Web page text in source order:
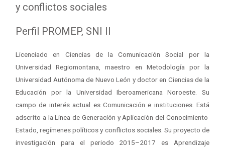
y conflictos sociales
Perfil PROMEP, SNI II
Licenciado en Ciencias de la Comunicación Social por la
Universidad Regiomontana, maestro en Metodología por la
Universidad Autónoma de Nuevo León y doctor en Ciencias de la
Educación por la Universidad Iberoamericana Noroeste. Su
campo de interés actual es Comunicación e instituciones. Está
adscrito a la Línea de Generación y Aplicación del Conocimiento
Estado, regímenes políticos y conflictos sociales. Su proyecto de
investigación para el periodo 2015–2017 es Aprendizaje